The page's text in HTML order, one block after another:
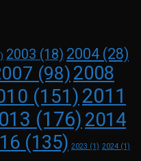
2003 (18) 2004 (28)
(98) 2008
(151) 2011
(176) 2014
(135) 2023 (1) 2024 (1)